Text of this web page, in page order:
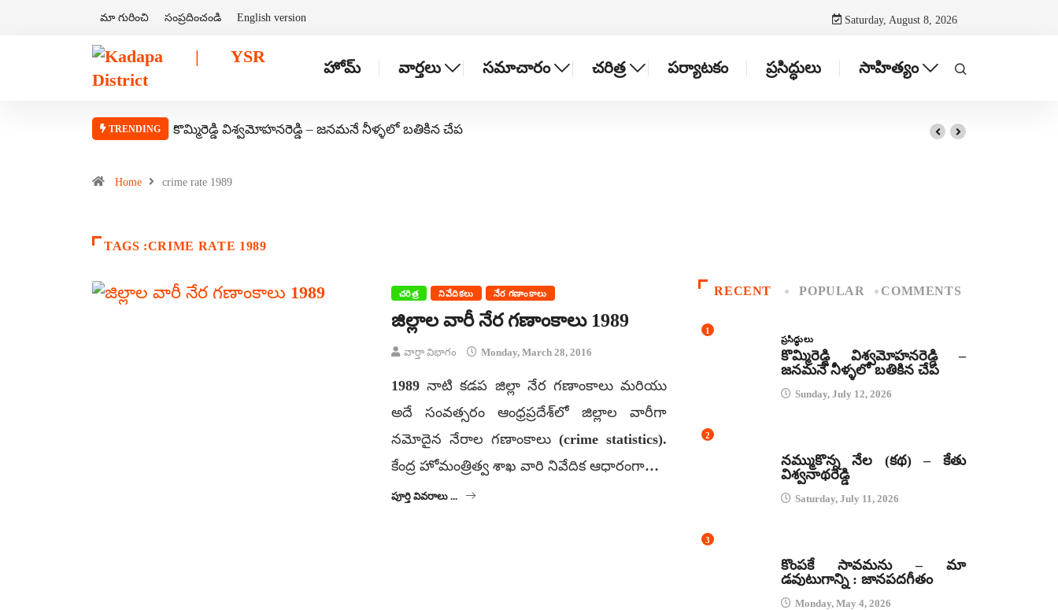
మా గురించి సంప్రదించండి English version Saturday, August 8, 2026
హోమ్ వార్తలు సమాచారం చరిత్ర పర్యాటకం ప్రసిద్ధులు సాహిత్యం
TRENDING కొమ్మిరెడ్డి విశ్వమోహనరెడ్డి – జనమనే నీళ్ళలో బతికిన చేప
Home crime rate 1989
TAGS :CRIME RATE 1989
చరిత్ర నివేదికలు నేర గణాంకాలు
జిల్లాల వారీ నేర గణాంకాలు 1989
వార్తా విభాగం Monday, March 28, 2016
1989 నాటి కడప జిల్లా నేర గణాంకాలు మరియు
అదే సంవత్సరం ఆంధ్రప్రదేశ్‌లో జిల్లాల వారీగా
నమోదైన నేరాల గణాంకాలు (crime statistics).
కేంద్ర హోమంత్రిత్వ శాఖ వారి నివేదిక ఆధారంగా…
పూర్తి వివరాలు ...
RECENT POPULAR COMMENTS
1
ప్రసిద్ధులు
కొమ్మిరెడ్డి విశ్వమోహనరెడ్డి –
జనమనే నీళ్ళలో బతికిన చేప
Sunday, July 12, 2026
2
నమ్ముకొన్న నేల (కథ) – కేతు
విశ్వనాథరెడ్డి
Saturday, July 11, 2026
3
కొంపకే సావమను – మా
డవుటుగాన్ని : జానపదగీతం
Monday, May 4, 2026